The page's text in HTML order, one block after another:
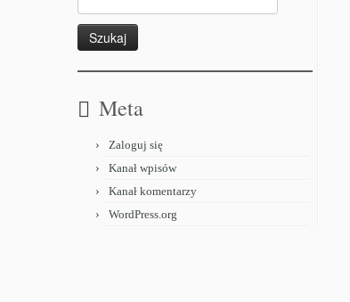
Meta
Zaloguj się
Kanał wpisów
Kanał komentarzy
WordPress.org